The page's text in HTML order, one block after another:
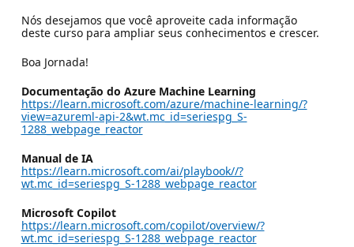
Nós desejamos que você aproveite cada informação
deste curso para ampliar seus conhecimentos e crescer.
Boa Jornada!
Documentação do Azure Machine Learning
https://learn.microsoft.com/azure/machine-learning/?
view=azureml-api-2&wt.mc_id=seriespg_S-
1288_webpage_reactor
Manual de IA
https://learn.microsoft.com/ai/playbook//?
wt.mc_id=seriespg_S-1288_webpage_reactor
Microsoft Copilot
https://learn.microsoft.com/copilot/overview/?
wt.mc_id=seriespg_S-1288_webpage_reactor